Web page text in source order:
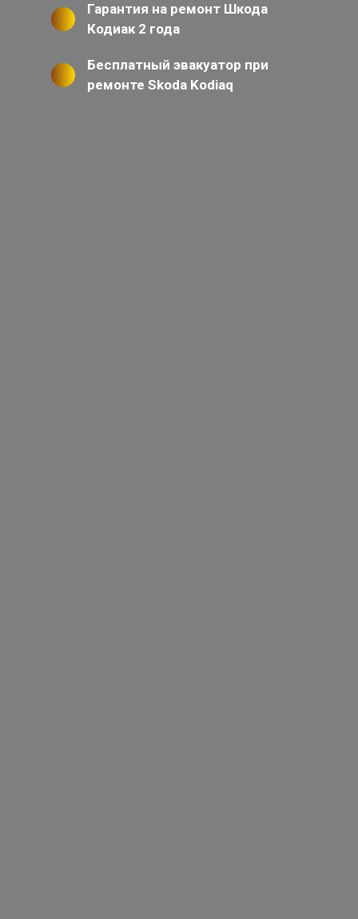
Гарантия на ремонт Шкода
Кодиак 2 года
Бесплатный эвакуатор при
ремонте Skoda Kodiaq